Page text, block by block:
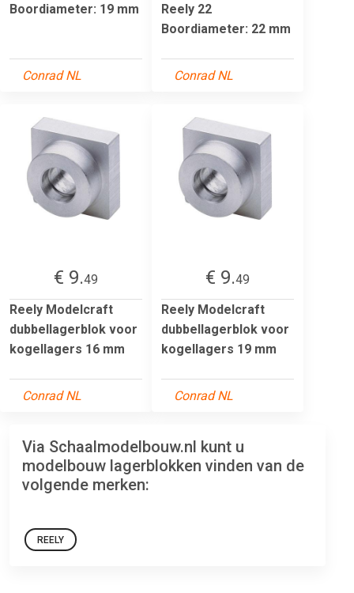
Boordiameter: 19 mm
Conrad NL
Reely 22
Boordiameter: 22 mm
Conrad NL
€ 9.49
Reely Modelcraft
dubbellagerblok voor
kogellagers 16 mm
Conrad NL
€ 9.49
Reely Modelcraft
dubbellagerblok voor
kogellagers 19 mm
Conrad NL
Via Schaalmodelbouw.nl kunt u
modelbouw lagerblokken vinden van de
volgende merken:
REELY